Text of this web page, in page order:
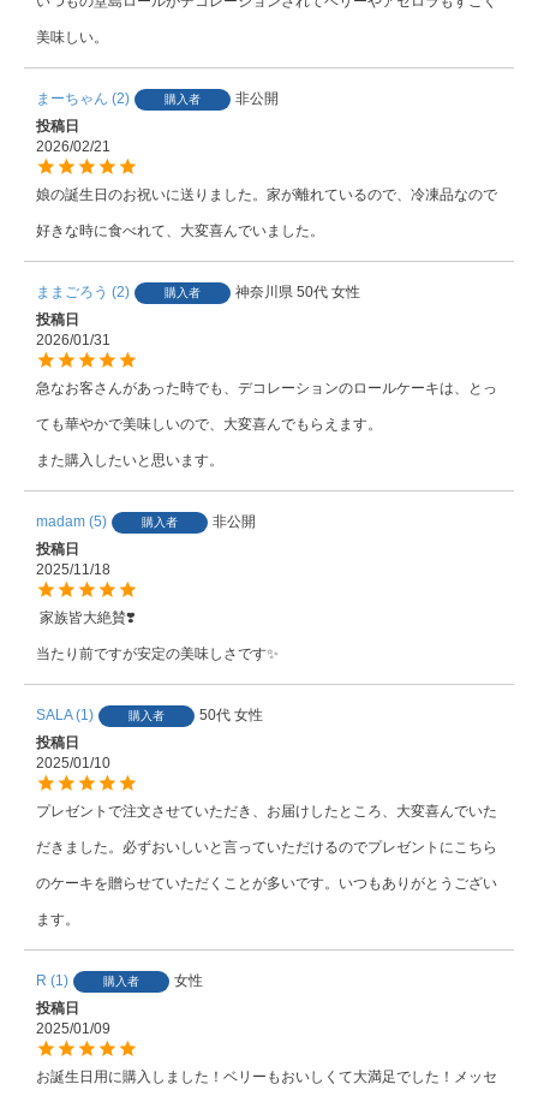
美味しい。
まーちゃん 2 購入者
非公開
投稿日
2026/02/21
娘の誕生日のお祝いに送りました。家が離れているので、冷凍品なので
好きな時に食べれて、大変喜んでいました。
ままごろう 2 購入者 神奈川県 50代 女性
投稿日
2026/01/31
急なお客さんがあった時でも、デコレーションのロールケーキは、とっ
ても華やかで美味しいので、大変喜んでもらえます。
また購入したいと思います。
madam 5 購入者
非公開
投稿日
2025/11/18
当たり前ですが安定の美味しさです✨
SALA 1 購入者 50代 女性
投稿日
2025/01/10
プレゼントで注文させていただき、お届けしたところ、大変喜んでいた
だきました。必ずおいしいと言っていただけるのでプレゼントにこちら
のケーキを贈らせていただくことが多いです。いつもありがとうござい
ます。
R 1 購入者
女性
投稿日
2025/01/09
お誕生日用に購入しました！ベリーもおいしくて大満足でした！メッセ